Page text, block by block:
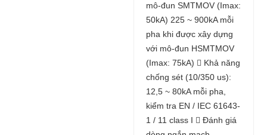
mô-đun SMTMOV (Imax:
50kA) 225 ~ 900kA mỗi
pha khi được xây dựng
với mô-đun HSMTMOV
(Imax: 75kA)  Khả năng
chống sét (10/350 us):
12,5 ~ 80kA mỗi pha,
kiểm tra EN / IEC 61643-
1 / 11 class I  Đánh giá